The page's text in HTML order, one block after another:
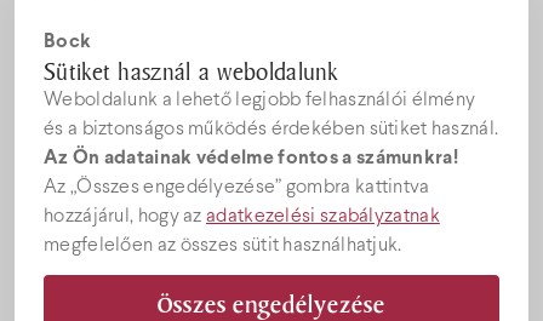
Bock
Sütiket használ a weboldalunk
Weboldalunk a lehető legjobb felhasználói élmény
és a biztonságos működés érdekében sütiket használ.
Az Ön adatainak védelme fontos a számunkra!
Az „Összes engedélyezése” gombra kattintva
hozzájárul, hogy azadatkezelési szabályzatnak
megfelelően az összes sütit használhatjuk.
Összes engedélyezése
Dunaszerdahelyen, április
22-én rendezték meg a már
hagyományosnak mondható
Mun-Dus borversenyt.
Hírek
Állásajánlatok